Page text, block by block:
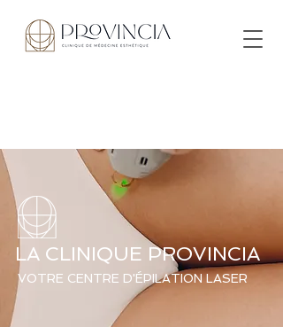
LA CLINIQUE PROVINCIA
VOTRE CENTRE D'ÉPILATION LASER